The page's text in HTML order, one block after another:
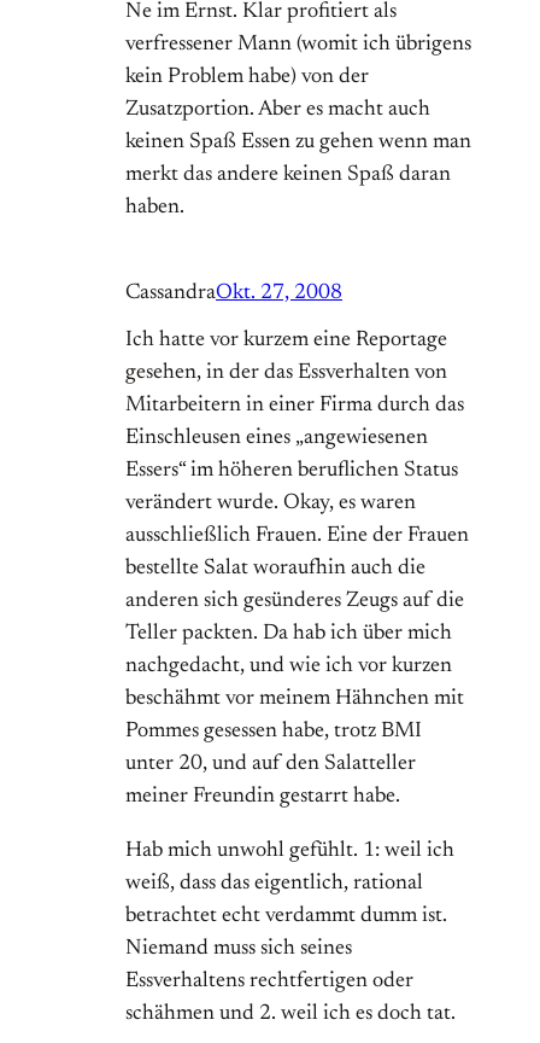
Ne im Ernst. Klar profitiert als
verfressener Mann (womit ich übrigens
kein Problem habe) von der
Zusatzportion. Aber es macht auch
keinen Spaß Essen zu gehen wenn man
merkt das andere keinen Spaß daran
haben.
CassandraOkt. 27, 2008
Ich hatte vor kurzem eine Reportage
gesehen, in der das Essverhalten von
Mitarbeitern in einer Firma durch das
Einschleusen eines „angewiesenen
Essers“ im höheren beruflichen Status
verändert wurde. Okay, es waren
ausschließlich Frauen. Eine der Frauen
bestellte Salat woraufhin auch die
anderen sich gesünderes Zeugs auf die
Teller packten. Da hab ich über mich
nachgedacht, und wie ich vor kurzen
beschähmt vor meinem Hähnchen mit
Pommes gesessen habe, trotz BMI
unter 20, und auf den Salatteller
meiner Freundin gestarrt habe.
Hab mich unwohl gefühlt. 1: weil ich
weiß, dass das eigentlich, rational
betrachtet echt verdammt dumm ist.
Niemand muss sich seines
Essverhaltens rechtfertigen oder
schähmen und 2. weil ich es doch tat.